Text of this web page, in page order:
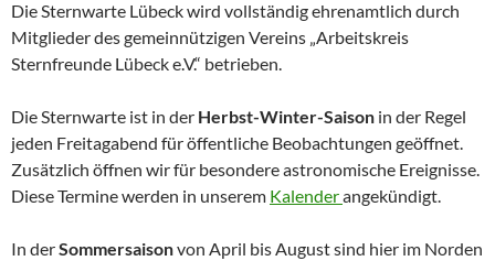
Die Sternwarte Lübeck wird vollständig ehrenamtlich durch
Mitglieder des gemeinnützigen Vereins „Arbeitskreis
Sternfreunde Lübeck e.V.“ betrieben.
Die Sternwarte ist in der Herbst-Winter-Saison in der Regel
jeden Freitagabend für öffentliche Beobachtungen geöffnet.
Zusätzlich öffnen wir für besondere astronomische Ereignisse.
Diese Termine werden in unserem Kalenderangekündigt.
In derSommersaisonvon April bis August sind hier im Norden